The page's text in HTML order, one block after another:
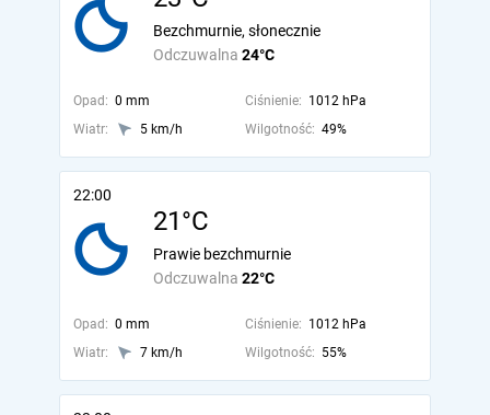
Odczuwalna 24°C
Bezchmurnie, słonecznie
Opad: 0 mm Ciśnienie: 1012 hPa
Wiatr:
5 km/h Wilgotność: 49%
22:00
21°C
Odczuwalna 22°C
Prawie bezchmurnie
Opad: 0 mm Ciśnienie: 1012 hPa
Wiatr:
7 km/h Wilgotność: 55%